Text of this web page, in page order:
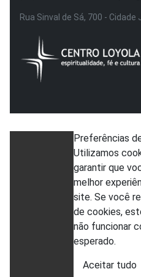
Rua Sinval de Sá, 700 -
Preferências
Utilizamos
garantir que
melhor
site. Se você
de cookies,
não funcionar
esperado.
Aceitar tudo